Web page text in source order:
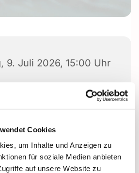
Cookies
um Inhalte und Anzeigen zu
für soziale Medien anbieten
auf unsere Website zu
9. Juli 2026, 15:00 Uhr
Sie auch